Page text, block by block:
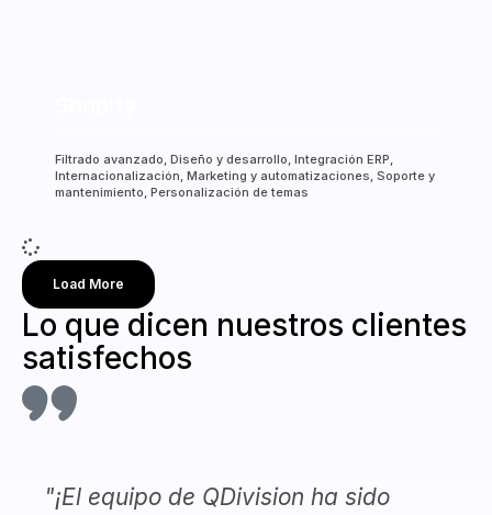
Filtrado avanzado, Diseño y desarrollo, Integración ERP,
Internacionalización, Marketing y automatizaciones, Soporte y
mantenimiento, Personalización de temas
Load More
Lo que dicen nuestros clientes
satisfechos
"¡El equipo de QDivision ha sido